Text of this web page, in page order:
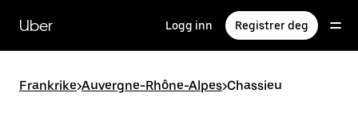
hovedinnholdet
Uber Logg inn Registrer deg
Frankrike>Auvergne-Rhône-Alpes>Chassieu